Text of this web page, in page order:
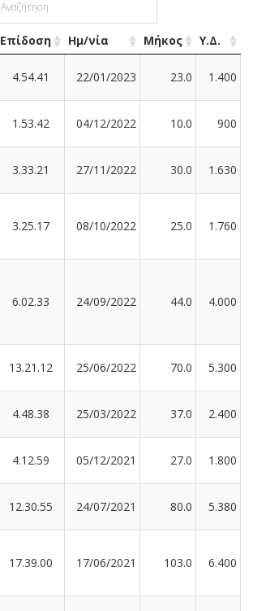
Επίδοση Ημ/νία Μήκος
Υ.Δ.
4.54.41 22/01/2023 23.0 1.400
1.53.42 04/12/2022 10.0 900
3.33.21 27/11/2022 30.0 1.630
3.25.17 08/10/2022 25.0 1.760
6.02.33 24/09/2022 44.0 4.000
13.21.12 25/06/2022 70.0 5.300
4.48.38 25/03/2022 37.0 2.400
4.12.59 05/12/2021 27.0 1.800
12.30.55 24/07/2021 80.0 5.380
17.39.00 17/06/2021 103.0 6.400